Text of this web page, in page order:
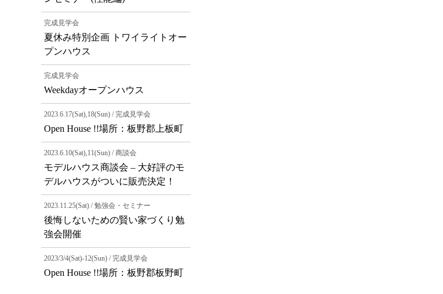
完成見学会
夏休み特別企画 トワイライトオー
プンハウス
完成見学会
Weekdayオープンハウス
2023.6.17(Sat),18(Sun) / 完成見学会
Open House !!場所：板野郡上板町
2023.6.10(Sat),11(Sun) / 商談会
モデルハウス商談会 – 大好評のモ
デルハウスがついに販売決定！
2023.11.25(Sat) / 勉強会・セミナー
後悔しないための賢い家づくり勉
強会開催
2023/3/4(Sat)-12(Sun) / 完成見学会
Open House !!場所：板野郡板野町